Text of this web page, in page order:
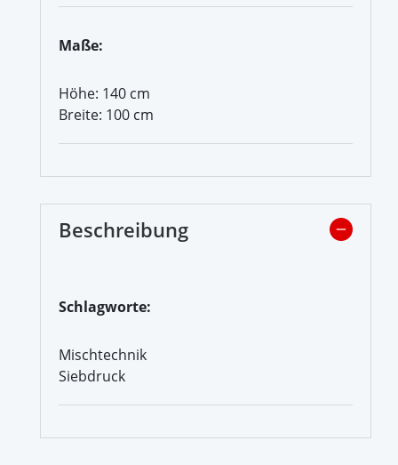
Maße:
Höhe: 140 cm
Breite: 100 cm
Beschreibung
Schlagworte:
Mischtechnik
Siebdruck